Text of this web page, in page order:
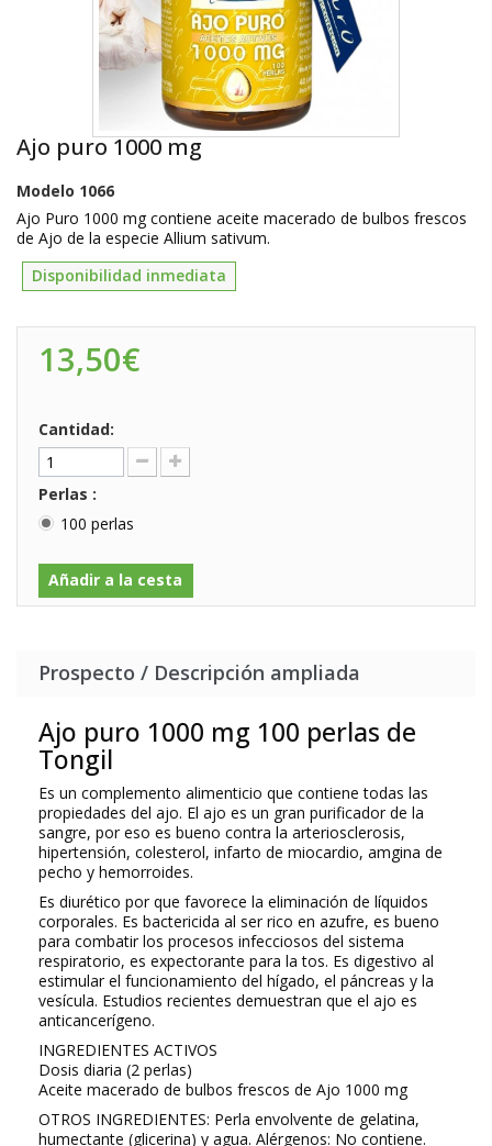
Ajo puro 1000 mg
Modelo 1066
Ajo Puro 1000 mg contiene aceite macerado de bulbos frescos
de Ajo de la especie Allium sativum.
Disponibilidad inmediata
13,50€
Cantidad:
Perlas :
100 perlas
Añadir a la cesta
Prospecto / Descripción ampliada
Ajo puro 1000 mg 100 perlas de
Tongil
Es un complemento alimenticio que contiene todas las
propiedades del ajo. El ajo es un gran purificador de la
sangre, por eso es bueno contra la arteriosclerosis,
hipertensión, colesterol, infarto de miocardio, amgina de
pecho y hemorroides.
Es diurético por que favorece la eliminación de líquidos
corporales. Es bactericida al ser rico en azufre, es bueno
para combatir los procesos infecciosos del sistema
respiratorio, es expectorante para la tos. Es digestivo al
estimular el funcionamiento del hígado, el páncreas y la
vesícula. Estudios recientes demuestran que el ajo es
anticancerígeno.
INGREDIENTES ACTIVOS
Dosis diaria (2 perlas)
Aceite macerado de bulbos frescos de Ajo 1000 mg
OTROS INGREDIENTES: Perla envolvente de gelatina,
humectante (glicerina) y agua. Alérgenos: No contiene.